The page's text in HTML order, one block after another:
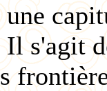
une
s'agit